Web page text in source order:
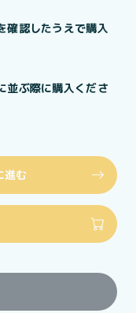
確認したうえで購入
並ぶ際に購入くださ
進む